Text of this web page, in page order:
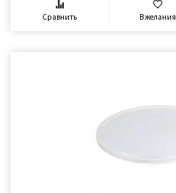
Сравнить В желания